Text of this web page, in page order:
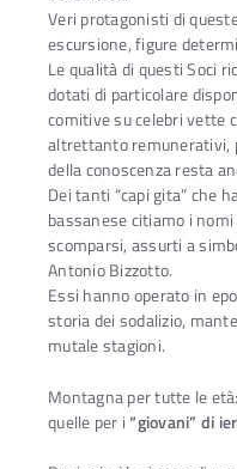
Veri protagonisti di
escursione, figure
Le qualità di questi Soci
dotati di particolare
comitive su celebri vette
altrettanto remunerativi,
della conoscenza resta
Dei tanti “capi gita” che
bassanese citiamo i
scomparsi, assurti a
Antonio Bizzotto.
Essi hanno operato in
storia dei sodalizio,
mutale stagioni.
Montagna per tutte le
quelle per i“giovani” di